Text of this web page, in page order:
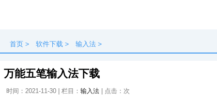
首页 > 软件下载 > 输入法 >
万能五笔输入法下载
时间：2021-11-30 | 栏目： 输入法 | 点击： 次